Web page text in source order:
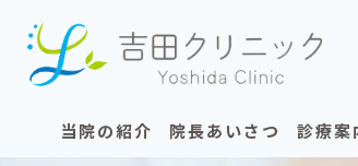
当院の紹介 院長あいさつ 診療案